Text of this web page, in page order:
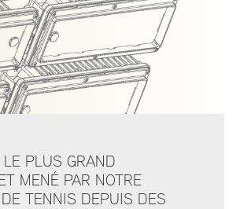
LE PLUS GRAND
MENÉ PAR NOTRE
TENNIS DEPUIS DES